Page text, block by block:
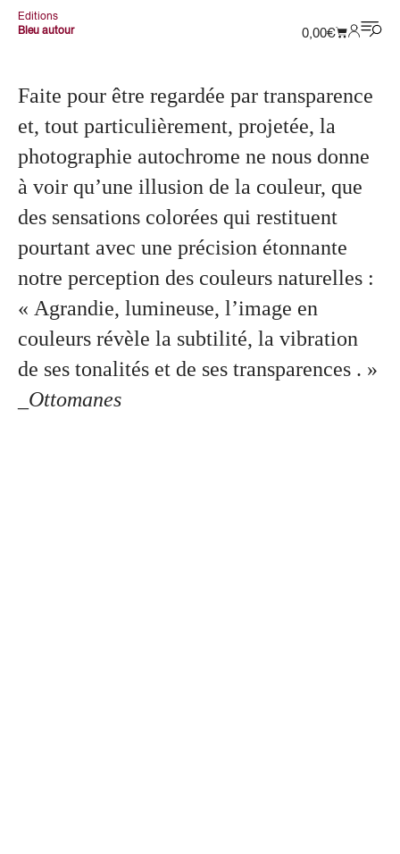
Editions
Bleu autour
0,00€
Faite pour être regardée par transparence
et, tout particulièrement, projetée, la
photographie autochrome ne nous donne
à voir qu’une illusion de la couleur, que
des sensations colorées qui restituent
pourtant avec une précision étonnante
notre perception des couleurs naturelles :
« Agrandie, lumineuse, l’image en
couleurs révèle la subtilité, la vibration
de ses tonalités et de ses transparences . »
_Ottomanes